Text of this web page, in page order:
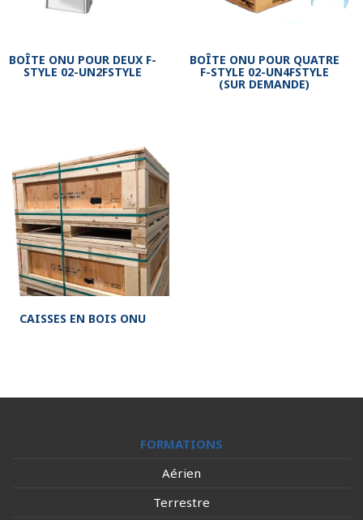
BOÎTE ONU POUR DEUX F-
STYLE 02-UN2FSTYLE
BOÎTE ONU POUR QUATRE
F-STYLE 02-UN4FSTYLE
(SUR DEMANDE)
CAISSES EN BOIS ONU
FORMATIONS
Aérien
Terrestre